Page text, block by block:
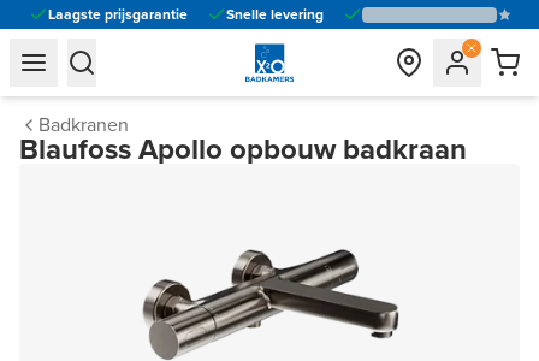
Laagste prijsgarantie Snelle levering
general.navigation.toggle_menu.label
general.navigation.toggle_menu.label
Badkranen
Blaufoss Apollo opbouw badkraan